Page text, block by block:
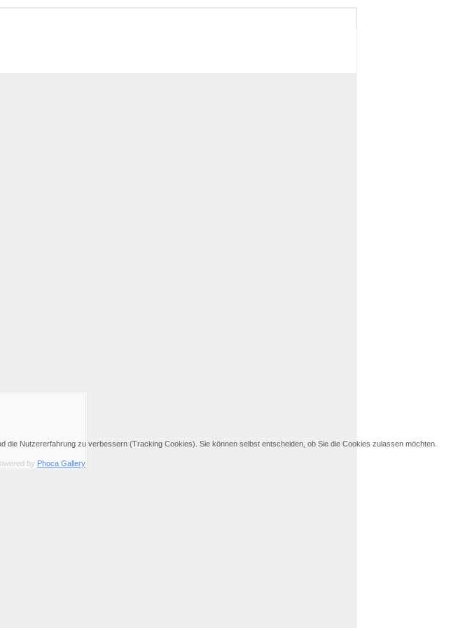
by Phoca Gallery
Nutzererfahrung zu verbessern (Tracking Cookies). Sie können selbst entscheiden, ob Sie die Cookies zulassen möchten.